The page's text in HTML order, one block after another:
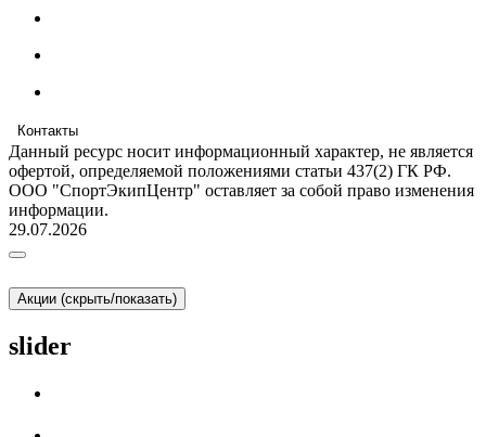
Контакты
Данный ресурс носит информационный характер, не является
офертой, определяемой положениями статьи 437(2) ГК РФ.
ООО "СпортЭкипЦентр" оставляет за собой право изменения
информации.
29.07.2026
Акции (скрыть/показать)
slider